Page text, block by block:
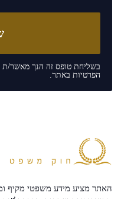
בשליחת טופס זה הנך מאשר/
הפרטיות באתר.
האתר מציע מידע משפטי מקיף